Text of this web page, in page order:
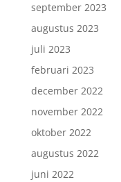
september 2023
augustus 2023
juli 2023
februari 2023
december 2022
november 2022
oktober 2022
augustus 2022
juni 2022